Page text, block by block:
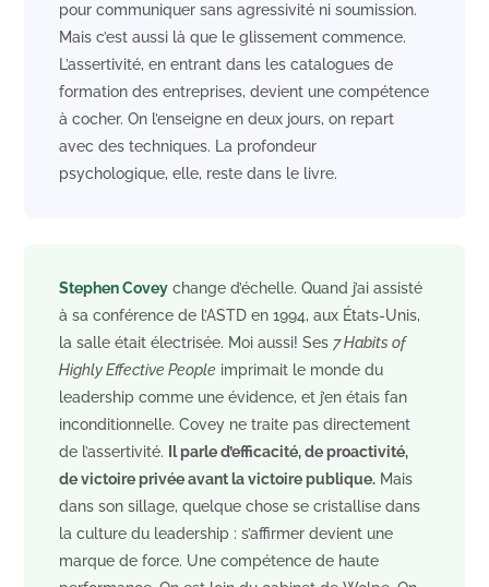
pour communiquer sans agressivité ni soumission.
Mais c’est aussi là que le glissement commence.
L’assertivité, en entrant dans les catalogues de
formation des entreprises, devient une compétence
à cocher. On l’enseigne en deux jours, on repart
avec des techniques. La profondeur
psychologique, elle, reste dans le livre.
Stephen Covey change d’échelle. Quand j’ai assisté
à sa conférence de l’ASTD en 1994, aux États-Unis,
la salle était électrisée. Moi aussi! Ses 7 Habits of
Highly Effective People imprimait le monde du
leadership comme une évidence, et j’en étais fan
inconditionnelle. Covey ne traite pas directement
de l’assertivité. Il parle d’efficacité, de proactivité,
de victoire privée avant la victoire publique. Mais
dans son sillage, quelque chose se cristallise dans
la culture du leadership : s’affirmer devient une
marque de force. Une compétence de haute